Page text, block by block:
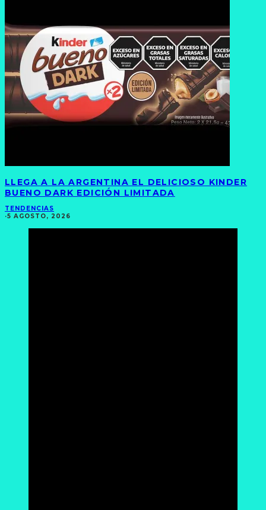
LLEGA A LA ARGENTINA EL DELICIOSO KINDER
BUENO DARK EDICIÓN LIMITADA
TENDENCIAS
·5 AGOSTO, 2026